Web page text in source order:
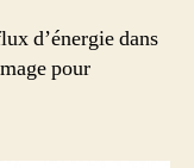
d’énergie dans
pour